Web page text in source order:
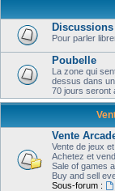
Pour parler
Poubelle
La zone qui
dessus dans
70 jours seront
Vente
Vente de jeux
Achetez et
Sale of games
Buy and sell
Sous-forum :